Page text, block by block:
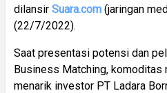
dilansir Suara.com (jaringan
(22/7/2022).
Saat presentasi potensi dan
Business Matching, komoditas
menarik investor PT Ladara